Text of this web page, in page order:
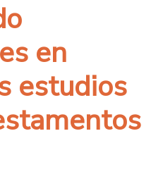
en
estudios